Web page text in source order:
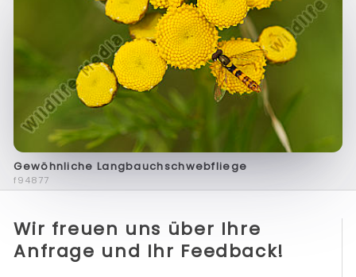
Gewöhnliche Langbauchschwebfliege
f94877
Wir freuen uns über Ihre
Anfrage und Ihr Feedback!